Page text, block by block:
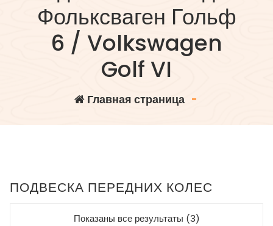
Фольксваген Гольф
6 / Volkswagen
Golf VI
Главная страница-
ПОДВЕСКА ПЕРЕДНИХ КОЛЕС
Показаны все результаты (3)